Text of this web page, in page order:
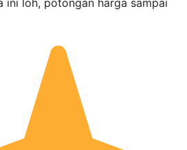
ini loh, potongan harga sampai